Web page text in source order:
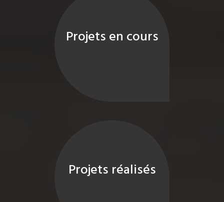
Projets en cours
Projets réalisés